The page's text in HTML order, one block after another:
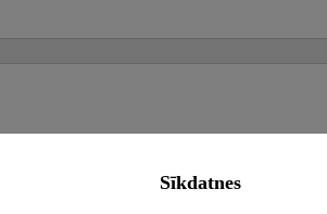
Sīkdatnes